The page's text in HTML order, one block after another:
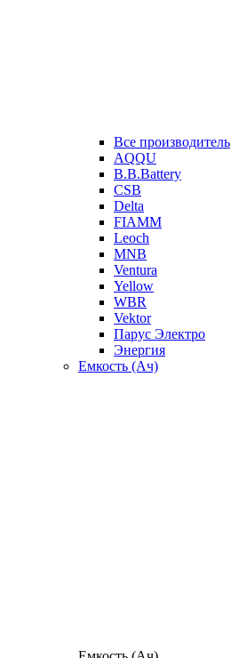
Все производитель
AQQU
B.B.Battery
CSB
Delta
FIAMM
Leoch
MNB
Ventura
Yellow
WBR
Vektor
Парус Электро
Энергия
Емкость (Ач)